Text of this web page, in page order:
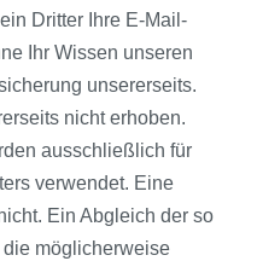
Dritter Ihre E-Mail-
Ihr Wissen unseren
unsererseits.
nicht erhoben.
ausschließlich für
verwendet. Eine
Ein Abgleich der so
möglicherweise